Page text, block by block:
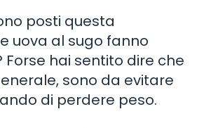
posti questa
uova al sugo fanno
Forse hai sentito dire che
sono da evitare
di perdere peso.